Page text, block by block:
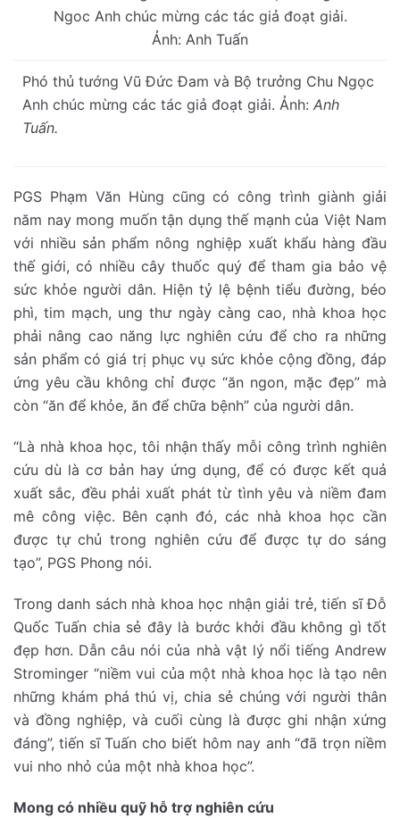
Phó thủ tướng Vũ Đức Đam và Bộ trưởng Chu Ngọc
Anh chúc mừng các tác giả đoạt giải. Ảnh: Anh
Tuấn.
PGS Phạm Văn Hùng cũng có công trình giành giải
năm nay mong muốn tận dụng thế mạnh của Việt Nam
với nhiều sản phẩm nông nghiệp xuất khẩu hàng đầu
thế giới, có nhiều cây thuốc quý để tham gia bảo vệ
sức khỏe người dân. Hiện tỷ lệ bệnh tiểu đường, béo
phì, tim mạch, ung thư ngày càng cao, nhà khoa học
phải nâng cao năng lực nghiên cứu để cho ra những
sản phẩm có giá trị phục vụ sức khỏe cộng đồng, đáp
ứng yêu cầu không chỉ được “ăn ngon, mặc đẹp” mà
còn “ăn để khỏe, ăn để chữa bệnh” của người dân.
“Là nhà khoa học, tôi nhận thấy mỗi công trình nghiên
cứu dù là cơ bản hay ứng dụng, để có được kết quả
xuất sắc, đều phải xuất phát từ tình yêu và niềm đam
mê công việc. Bên cạnh đó, các nhà khoa học cần
được tự chủ trong nghiên cứu để được tự do sáng
tạo”, PGS Phong nói.
Trong danh sách nhà khoa học nhận giải trẻ, tiến sĩ Đỗ
Quốc Tuấn chia sẻ đây là bước khởi đầu không gì tốt
đẹp hơn. Dẫn câu nói của nhà vật lý nổi tiếng Andrew
Strominger “niềm vui của một nhà khoa học là tạo nên
những khám phá thú vị, chia sẻ chúng với người thân
và đồng nghiệp, và cuối cùng là được ghi nhận xứng
đáng”, tiến sĩ Tuấn cho biết hôm nay anh “đã trọn niềm
vui nho nhỏ của một nhà khoa học”.
Mong có nhiều quỹ hỗ trợ nghiên cứu